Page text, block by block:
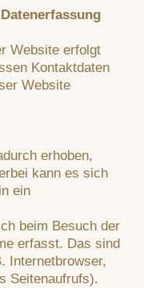
Website erfolgt
Kontaktdaten
Website
erhoben,
kann es sich
ein
beim Besuch der
erfasst. Das sind
Internetbrowser,
Seitenaufrufs).